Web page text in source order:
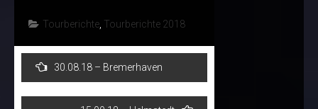
Tourberichte Tourberichte 2018
Post
navigation
30.08.18 – Bremerhaven